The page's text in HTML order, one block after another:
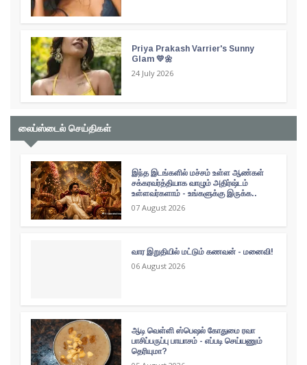
Priya Prakash Varrier's Sunny
Glam 💛🌼
24 July 2026
லைப்ஸ்டைல் செய்திகள்
இந்த இடங்களில் மச்சம் உள்ள ஆண்கள்
சக்கரவர்த்தியாக வாழும் அதிர்ஷ்டம்
உள்ளவர்களாம் - உங்களுக்கு இருக்க..
07 August 2026
வார இறுதியில் மட்டும் கணவன் - மனைவி!
06 August 2026
ஆடி வெள்ளி ஸ்பெஷல் கோதுமை ரவா
பாசிப்பருப்பு பாயாசம் - எப்படி செய்யணும்
தெரியுமா?